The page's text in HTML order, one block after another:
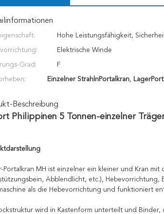
Hohe Leistungsfähigkeit,
Elektrische Winde
Grad: F
Einzelner StrahlnPortalkran,
Beschreibung
Philippinen 5 Tonnen-einzelner
Portalkran MH ist einzelner ein kleiner und Kran
Abblendlicht, etc.),
als die Hebevorrichtung und funktioniert
wird in Kastenform unterteilt und